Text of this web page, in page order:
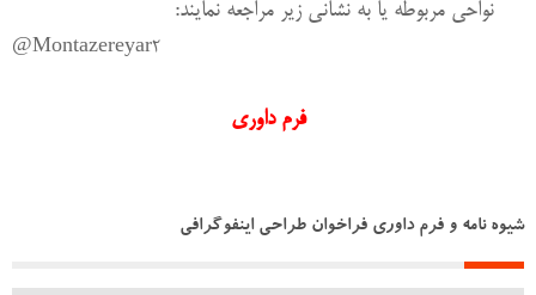
نواحی مربوطه یا به نشانی زیر مراجعه نمایند:
2
Montazereyar
@
فرم داوری
شیوه نامه و فرم داوری فراخوان طراحی اینفوگرافی